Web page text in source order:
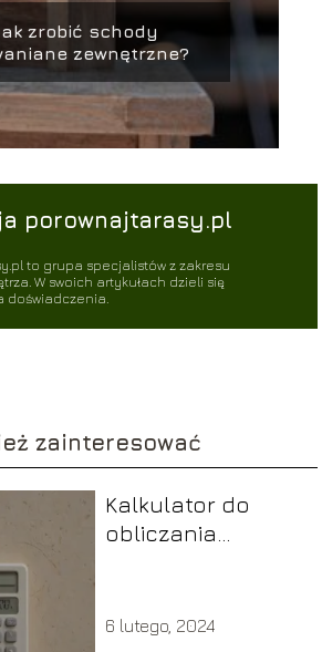
zrobić schody
zewnętrzne?
porownajtarasy.pl
to grupa specjalistów z zakresu
W swoich artykułach dzieli się
doświadczenia.
zainteresować
Kalkulator do
obliczania
6 lutego, 2024